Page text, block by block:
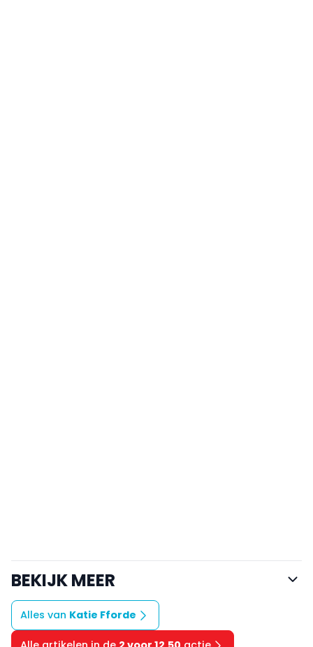
BEKIJK MEER
Alles van Katie Fforde